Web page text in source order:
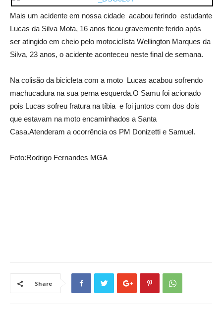
Mais um acidente em nossa cidade acabou ferindo estudante
Lucas da Silva Mota, 16 anos ficou gravemente ferido após
ser atingido em cheio pelo motociclista Wellington Marques da
Silva, 23 anos, o acidente aconteceu neste final de semana.
Na colisão da bicicleta com a moto Lucas acabou sofrendo
machucadura na sua perna esquerda.O Samu foi acionado
pois Lucas sofreu fratura na tíbia e foi juntos com dos dois
que estavam na moto encaminhados a Santa
Casa.Atenderam a ocorrência os PM Donizetti e Samuel.
Foto:Rodrigo Fernandes MGA
Share